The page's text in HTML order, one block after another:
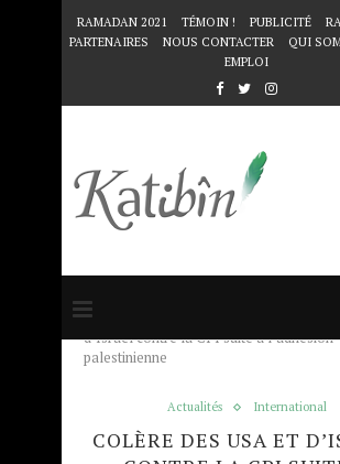
RAMADAN 2021 TÉMOIN ! PUBLICITÉ
PARTENAIRES
NOUS CONTACTER
QUI
EMPLOI
Accueil
d’Israël contre la CPI suite à l’adhésion
palestinienne
Actualités International
COLÈRE DES USA ET